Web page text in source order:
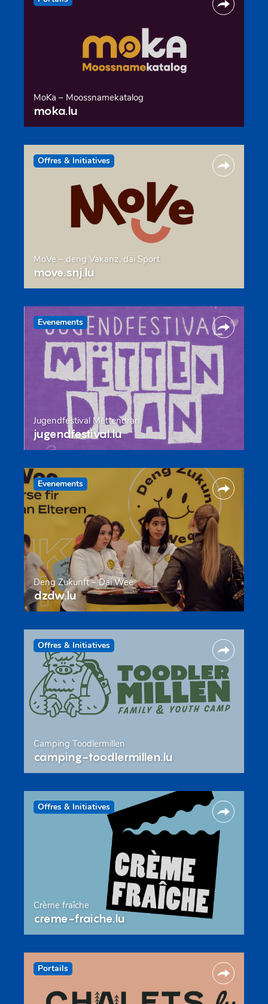
MoKa – Moossnamekatalog
moka.lu
Offres & Initiatives
MoVe – deng Vakanz, däi Sport
move.snj.lu
Evenements
Jugendfestival Mëttendran
jugendfestival.lu
Evenements
Deng Zukunft – Däi Wee
dzdw.lu
Offres & Initiatives
Camping Toodlermillen
camping-toodlermillen.lu
Offres & Initiatives
Crème fraîche
creme-fraiche.lu
Portails